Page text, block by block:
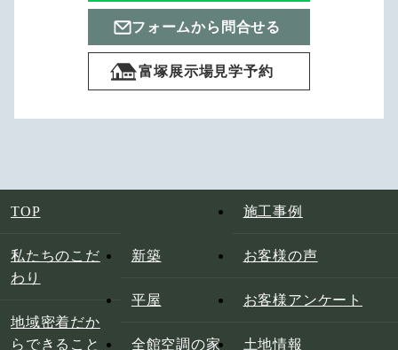
フォームから問合せる
富塚展示場見学予約
TOP
私たちのこだ
わり
地域密着だか
らできること
新築
平屋
全館空調の家
施工事例
お客様の声
お客様アンケート
土地情報